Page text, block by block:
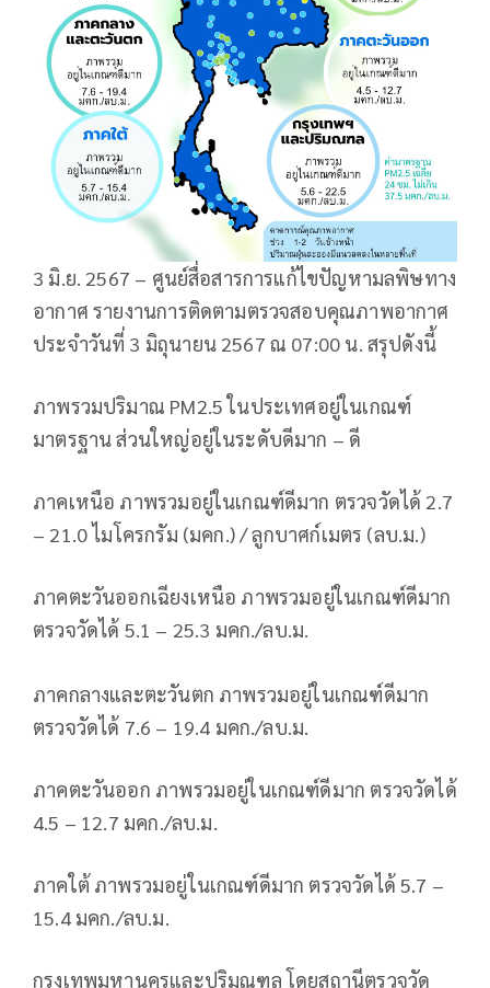
3 มิ.ย. 2567 – ศูนย์สื่อสารการแก้ไขปัญหามลพิษทาง
อากาศ รายงานการติดตามตรวจสอบคุณภาพอากาศ
ประจำวันที่ 3 มิถุนายน 2567 ณ 07:00 น. สรุปดังนี้
ภาพรวมปริมาณ PM2.5 ในประเทศอยู่ในเกณฑ์
มาตรฐาน ส่วนใหญ่อยู่ในระดับดีมาก – ดี
ภาคเหนือ ภาพรวมอยู่ในเกณฑ์ดีมาก ตรวจวัดได้ 2.7
– 21.0 ไมโครกรัม (มคก.) / ลูกบาศก์เมตร (ลบ.ม.)
ภาคตะวันออกเฉียงเหนือ ภาพรวมอยู่ในเกณฑ์ดีมาก
ตรวจวัดได้ 5.1 – 25.3 มคก./ลบ.ม.
ภาคกลางและตะวันตก ภาพรวมอยู่ในเกณฑ์ดีมาก
ตรวจวัดได้ 7.6 – 19.4 มคก./ลบ.ม.
ภาคตะวันออก ภาพรวมอยู่ในเกณฑ์ดีมาก ตรวจวัดได้
4.5 – 12.7 มคก./ลบ.ม.
ภาคใต้ ภาพรวมอยู่ในเกณฑ์ดีมาก ตรวจวัดได้ 5.7 –
15.4 มคก./ลบ.ม.
กรุงเทพมหานครและปริมณฑล โดยสถานีตรวจวัด